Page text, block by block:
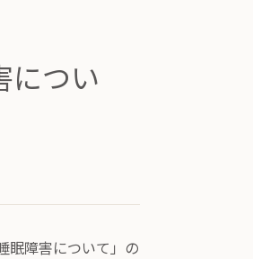
につい
眠障害について」の